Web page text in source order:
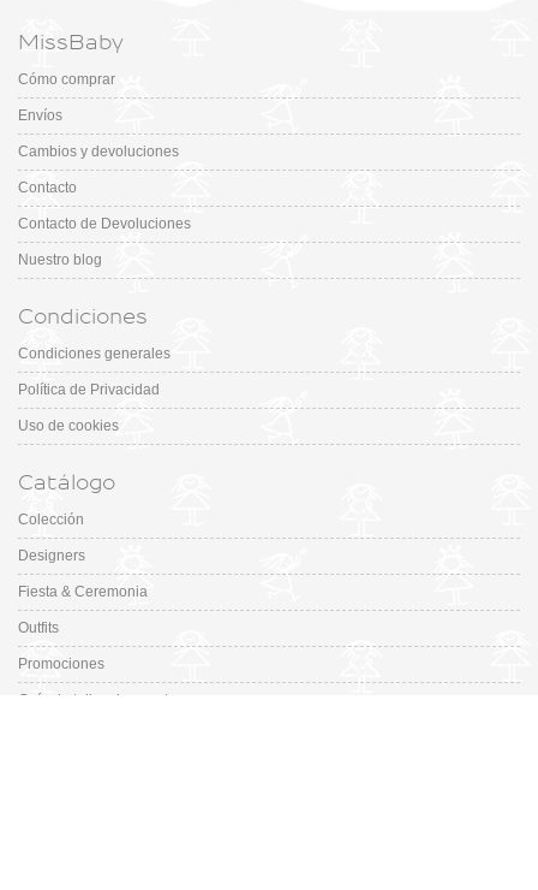
MissBaby
Cómo comprar
Envíos
Cambios y devoluciones
Contacto
Contacto de Devoluciones
Nuestro blog
Condiciones
Condiciones generales
Política de Privacidad
Uso de cookies
Catálogo
Colección
Designers
Fiesta & Ceremonia
Outfits
Promociones
Guía de tallas de zapatos